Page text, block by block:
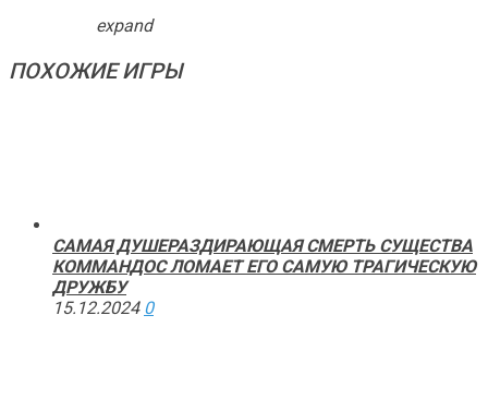
expand
ПОХОЖИЕ ИГРЫ
САМАЯ ДУШЕРАЗДИРАЮЩАЯ СМЕРТЬ СУЩЕСТВА
КОММАНДОС ЛОМАЕТ ЕГО САМУЮ ТРАГИЧЕСКУЮ
ДРУЖБУ
15.12.2024 0